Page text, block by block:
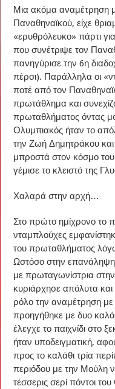
Μια ακόμα αναμέτρηση
Παναθηναϊκού, είχε
«ερυθρόλευκο» πάρτι
που συνέτριψε τον
πανηγύρισε την 6η
πέρσι). Παράλληλα οι
ποτέ από τον
πρωτάθλημα και
πρωταθλήματος όντας
Ολυμπιακός ήταν το
την Ζωή Δημητράκου
μπροστά στον κόσμο
γέμισε το κλειστό της
Χαλαρά στην αρχή…
Στο πρώτο ημίχρονο το
νταμπλούχες
του πρωταθλήματος
Ωστόσο στην
με πρωταγωνίστρια
κυριάρχησε απόλυτα
ρόλο την αναμέτρηση
προηγήθηκε με δυο
έλεγχε το παιχνίδι στο
ήταν υποδειγματική,
προς το καλάθι τρία
περιόδου με την Μούλη
τέσσερις σερί πόντοι